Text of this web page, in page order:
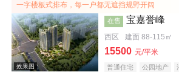
一字楼板式排布，每一户都无遮挡规野开阔
在售 宝嘉誉峰
西区 建面 88-115㎡
15500 元/平米
普通住宅 公园地产